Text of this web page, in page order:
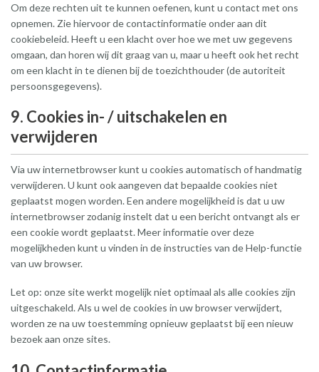
Om deze rechten uit te kunnen oefenen, kunt u contact met ons
opnemen. Zie hiervoor de contactinformatie onder aan dit
cookiebeleid. Heeft u een klacht over hoe we met uw gegevens
omgaan, dan horen wij dit graag van u, maar u heeft ook het recht
om een klacht in te dienen bij de toezichthouder (de autoriteit
persoonsgegevens).
9. Cookies in- / uitschakelen en
verwijderen
Via uw internetbrowser kunt u cookies automatisch of handmatig
verwijderen. U kunt ook aangeven dat bepaalde cookies niet
geplaatst mogen worden. Een andere mogelijkheid is dat u uw
internetbrowser zodanig instelt dat u een bericht ontvangt als er
een cookie wordt geplaatst. Meer informatie over deze
mogelijkheden kunt u vinden in de instructies van de Help-functie
van uw browser.
Let op: onze site werkt mogelijk niet optimaal als alle cookies zijn
uitgeschakeld. Als u wel de cookies in uw browser verwijdert,
worden ze na uw toestemming opnieuw geplaatst bij een nieuw
bezoek aan onze sites.